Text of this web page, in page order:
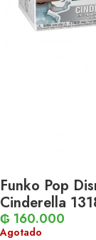
Funko Pop
Cinderella
₲ 160.000
Agotado